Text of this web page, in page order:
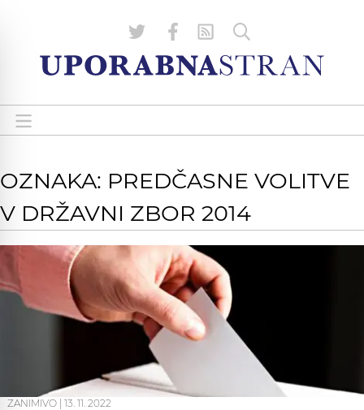
OZNAKA: PREDČASNE VOLITVE
V DRŽAVNI ZBOR 2014
ZANIMIVO 13. 11. 2022